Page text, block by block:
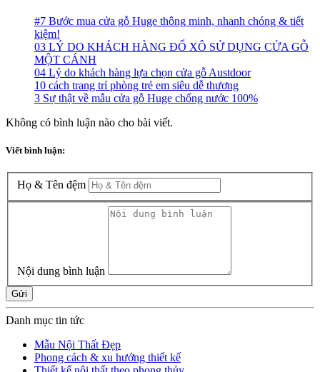
#7 Bước mua cửa gỗ Huge thông minh, nhanh chóng & tiết
kiệm!
03 LÝ DO KHÁCH HÀNG ĐỔ XÔ SỬ DỤNG CỬA GỖ
MỘT CÁNH
04 Lý do khách hàng lựa chọn cửa gỗ Austdoor
10 cách trang trí phòng trẻ em siêu dễ thương
3 Sự thật về mẫu cửa gỗ Huge chống nước 100%
Không có bình luận nào cho bài viết.
Viết bình luận:
Họ & Tên đệm
Nội dung bình luận
Gửi
Danh mục tin tức
Mẫu Nội Thất Đẹp
Phong cách & xu hướng thiết kế